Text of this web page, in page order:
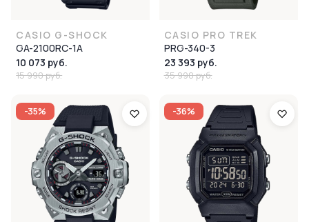
CASIO G-SHOCK
GA-2100RC-1A
10 073 руб.
15 990 руб.
CASIO PRO TREK
PRG-340-3
23 393 руб.
35 990 руб.
-35% -36%